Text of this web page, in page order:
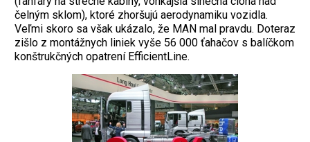
čelným sklom), ktoré zhoršujú aerodynamiku vozidla.
Veľmi skoro sa však ukázalo, že MAN mal pravdu. Doteraz
zišlo z montážnych liniek vyše 56 000 ťahačov s balíčkom
konštrukčných opatrení EfficientLine.